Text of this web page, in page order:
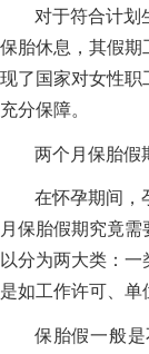
对于符合计划
保胎休息，其假期
现了国家对女性职
充分保障。
两个月保胎假
在怀孕期间，
月保胎假期究竟
以分为两大类：
是如工作许可、单
保胎假一般